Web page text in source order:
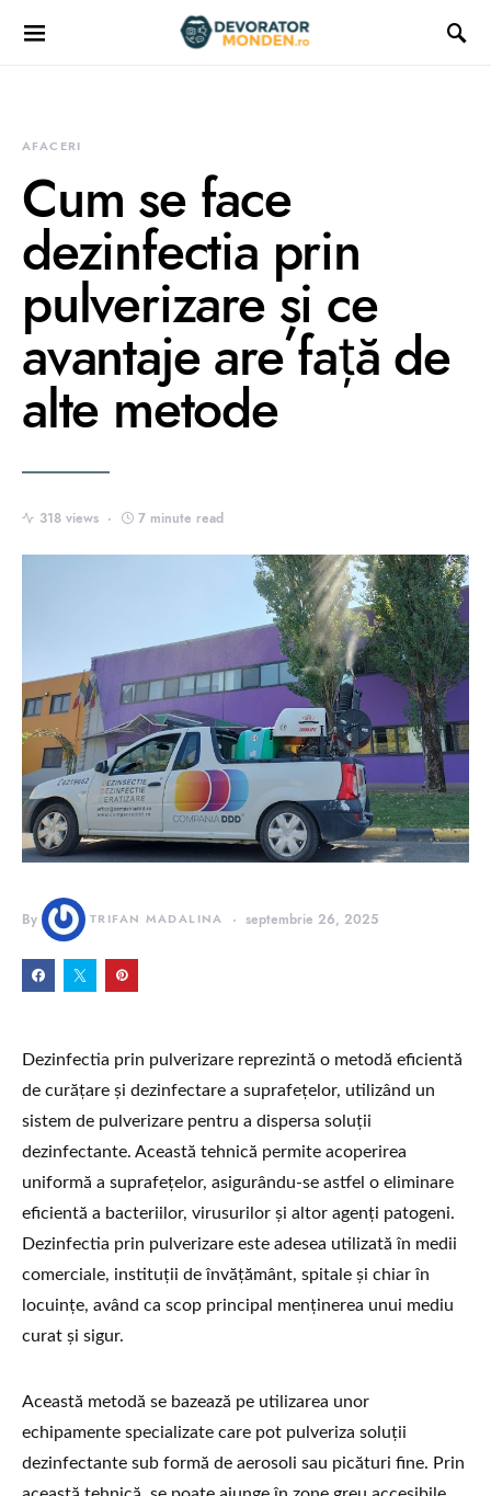
AFACERI
Cum se face
dezinfectia prin
pulverizare și ce
avantaje are față de
alte metode
318 views 7 minute read
By TRIFAN MADALINA septembrie 26, 2025
Dezinfectia prin pulverizare reprezintă o metodă eficientă
de curățare și dezinfectare a suprafețelor, utilizând un
sistem de pulverizare pentru a dispersa soluții
dezinfectante. Această tehnică permite acoperirea
uniformă a suprafețelor, asigurându-se astfel o eliminare
eficientă a bacteriilor, virusurilor și altor agenți patogeni.
Dezinfectia prin pulverizare este adesea utilizată în medii
comerciale, instituții de învățământ, spitale și chiar în
locuințe, având ca scop principal menținerea unui mediu
curat și sigur.
Această metodă se bazează pe utilizarea unor
echipamente specializate care pot pulveriza soluții
dezinfectante sub formă de aerosoli sau picături fine. Prin